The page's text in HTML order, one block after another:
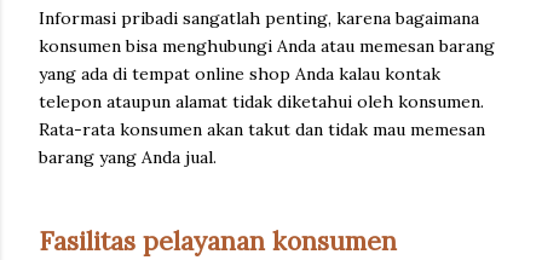
Informasi pribadi sangatlah penting, karena bagaimana
konsumen bisa menghubungi Anda atau memesan barang
yang ada di tempat online shop Anda kalau kontak
telepon ataupun alamat tidak diketahui oleh konsumen.
Rata-rata konsumen akan takut dan tidak mau memesan
barang yang Anda jual.
Fasilitas pelayanan konsumen